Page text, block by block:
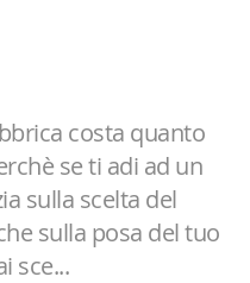
costa quanto
se ti adi ad un
sulla scelta del
sulla posa del tuo
sce...